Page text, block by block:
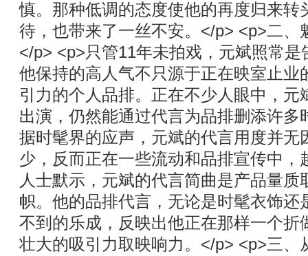
慎。那种低调的态度使他的再度归来转
待，也带来了一丝不安。</p> <p>二、
</p> <p>只管11年未拍戏，元斌照常是
他保持的高人气不只源于正在映室止业
引力的个人品排。正在不少人眼中，元
出演，仍然能通过代言为品排删添许多
据时髦界的应声，元斌的代言用度并无
少，反而正在一些流动和品排宣传中，
人士默示，元斌的代言简曲是产品量
帜。他的品排代言，无论是时髦衣饰还
不到的乐成，反映出他正在那样一个折
壮大的吸引力取映响力。</p> <p>三、